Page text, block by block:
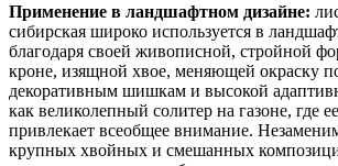
Применение в ландшафтном дизайне:
сибирская широко используется в
благодаря своей живописной, стройной
кроне, изящной хвое, меняющей окраску
декоративным шишкам и высокой
как великолепный солитер на газоне, где
привлекает всеобщее внимание.
крупных хвойных и смешанных